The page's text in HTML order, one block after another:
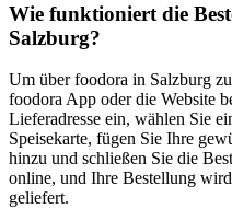
Wie funktioniert die
Salzburg?
Um über foodora in Salzburg
foodora App oder die Website
Lieferadresse ein, wählen Sie
Speisekarte, fügen Sie Ihre
hinzu und schließen Sie die
online, und Ihre Bestellung
geliefert.